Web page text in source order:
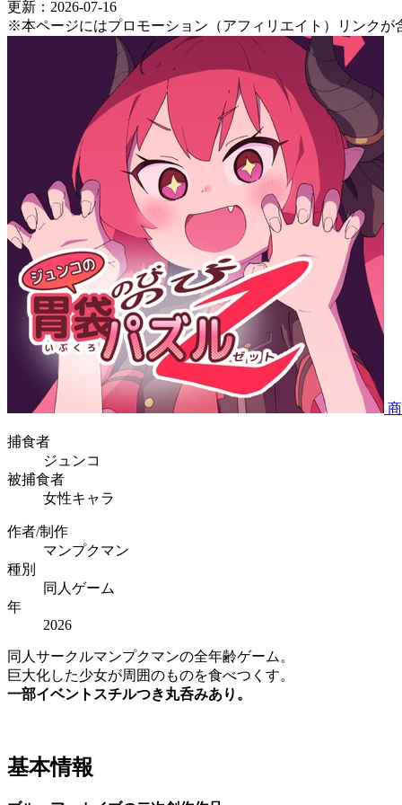
更新：2026-07-16
※本ページにはプロモーション（アフィリエイト）リンクが
捕食者
ジュンコ
被捕食者
女性キャラ
作者/制作
マンプクマン
種別
同人ゲーム
年
2026
同人サークルマンプクマンの全年齢ゲーム。
巨大化した少女が周囲のものを食べつくす。
一部イベントスチルつき丸呑みあり。
基本情報